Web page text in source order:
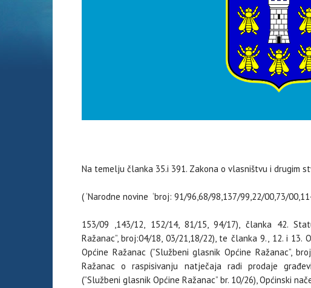
Na temelju članka 35.i 391. Zakona o vlasništvu i drugim
( ‘Narodne novine ‘broj: 91/96,68/98,137/99,22/00,73/
153/09 ,143/12, 152/14, 81/15, 94/17), članka 42.
Ražanac”, broj:04/18, 03/21,18/22), te članka 9., 12. i
Općine Ražanac (”Službeni glasnik Općine Ražanac”,
Ražanac o raspisivanju natječaja radi prodaje
(”Službeni glasnik Općine Ražanac” br. 10/26), Općinski